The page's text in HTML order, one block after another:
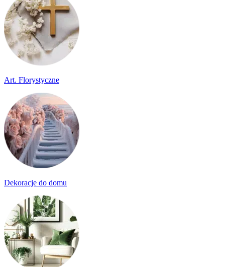
Art. Florystyczne
Dekoracje do domu